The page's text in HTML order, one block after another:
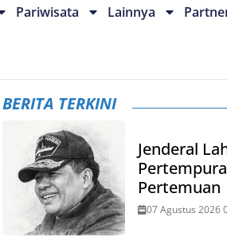
Pariwisata Lainnya
BERITA TERKINI
Jenderal
Pertemuan
07 Agustus 2026